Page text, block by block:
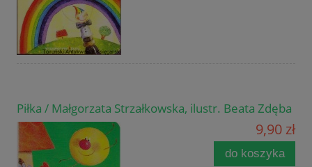
Piłka / Małgorzata Strzałkowska, ilustr. Beata Zdęba
9,90 zł
do koszyka